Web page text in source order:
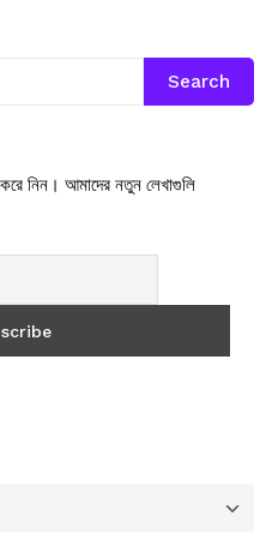
Search
নিন। আমাদের নতুন লেখাগুলি